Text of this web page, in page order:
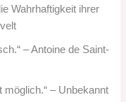
Wahrhaftigkeit ihrer
– Antoine de Saint-
möglich.“ – Unbekannt